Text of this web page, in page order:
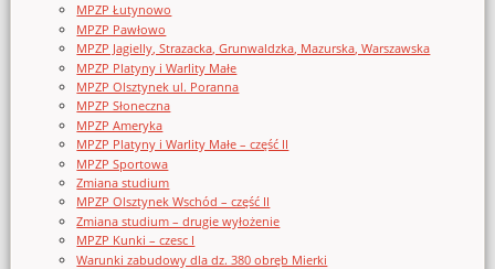
MPZP Łutynowo
MPZP Pawłowo
MPZP Jagielly, Strazacka, Grunwaldzka, Mazurska, Warszawska
MPZP Platyny i Warlity Małe
MPZP Olsztynek ul. Poranna
MPZP Słoneczna
MPZP Ameryka
MPZP Platyny i Warlity Małe – część II
MPZP Sportowa
Zmiana studium
MPZP Olsztynek Wschód – część II
Zmiana studium – drugie wyłożenie
MPZP Kunki – czesc I
Warunki zabudowy dla dz. 380 obręb Mierki